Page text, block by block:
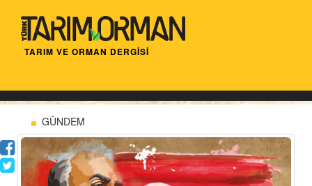
TARIM VE ORMAN DERGİSİ
GÜNDEM